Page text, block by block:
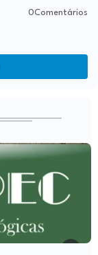
0Comentários